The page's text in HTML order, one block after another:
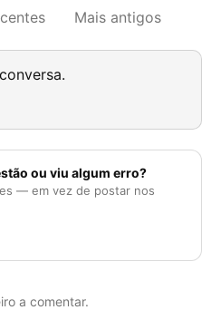
Mais antigos
ou viu algum erro?
— em vez de postar nos
a comentar.